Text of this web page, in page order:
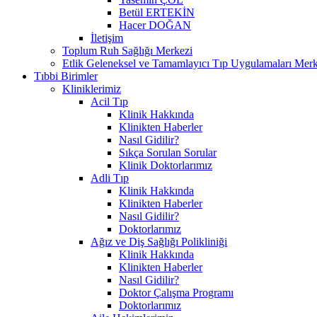
Betül ERTEKİN
Hacer DOĞAN
İletişim
Toplum Ruh Sağlığı Merkezi
Etlik Geleneksel ve Tamamlayıcı Tıp Uygulamaları
Tıbbi Birimler
Kliniklerimiz
Acil Tıp
Klinik Hakkında
Klinikten Haberler
Nasıl Gidilir?
Sıkça Sorulan Sorular
Klinik Doktorlarımız
Adli Tıp
Klinik Hakkında
Klinikten Haberler
Nasıl Gidilir?
Doktorlarımız
Ağız ve Diş Sağlığı Polikliniği
Klinik Hakkında
Klinikten Haberler
Nasıl Gidilir?
Doktor Çalışma Programı
Doktorlarımız